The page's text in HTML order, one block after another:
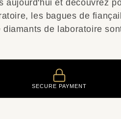
aujourd'hui et découvrez
les bagues de
de laboratoire
SECURE PAYMENT